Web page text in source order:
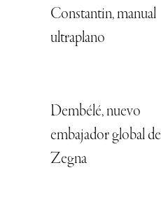
Constantin, manual
ultraplano
Dembélé, nuevo
embajador global de
Zegna